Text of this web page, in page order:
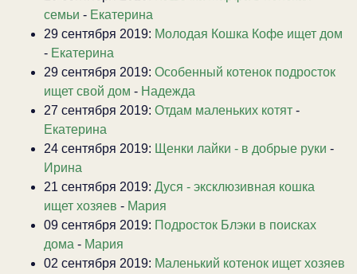
семьи - Екатерина
29 сентября 2019: Молодая Кошка Кофе ищет дом
- Екатерина
29 сентября 2019: Особенный котенок подросток
ищет свой дом - Надежда
27 сентября 2019: Отдам маленьких котят -
Екатерина
24 сентября 2019: Щенки лайки - в добрые руки -
Ирина
21 сентября 2019: Дуся - эксклюзивная кошка
ищет хозяев - Мария
09 сентября 2019: Подросток Блэки в поисках
дома - Мария
02 сентября 2019: Маленький котенок ищет хозяев